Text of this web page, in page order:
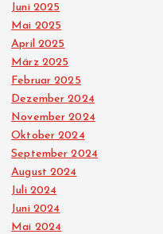
Juni 2025
Mai 2025
April 2025
März 2025
Februar 2025
Dezember 2024
November 2024
Oktober 2024
September 2024
August 2024
Juli 2024
Juni 2024
Mai 2024